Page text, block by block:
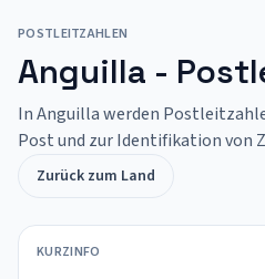
POSTLEITZAHLEN
Anguilla -
In Anguilla werden
Post und zur Identifikation von
Zurück zum Land
KURZINFO